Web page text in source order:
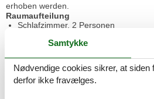
erhoben werden.
Raumaufteilung
Schlafzimmer, 2 Personen
Doppelbett (Offenes Fußteil)
Wohnzimmer, 2 Personen
Kleine Doppelcouch
Samtykke
Nødvendige cookies sikrer, at siden
derfor ikke fravælges.